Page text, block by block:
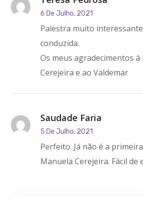
6 De Julho, 2021
Palestra muito
conduzida.
Os meus agradecimentos
Cerejeira e ao Valdemar
Saudade Faria
5 De Julho, 2021
Perfeito. Já não é a
Manuela Cerejeira. Fácil de